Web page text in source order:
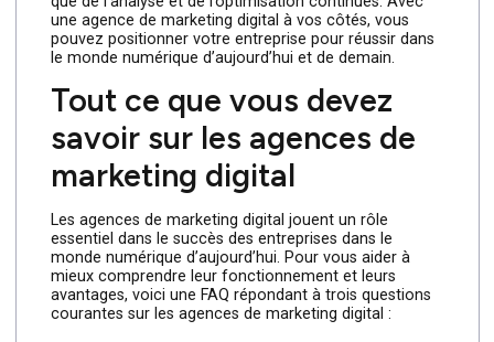
Que retenir ?
Le marketing digital est un élément essentiel de toute
stratégie commerciale moderne, mais il peut être
difficile à maîtriser pour les entreprises sans les
ressources et l’expertise nécessaires. En optant pour
une agence de marketing digital, vous bénéficiez de
l’expertise spécialisée, de l’accès à des outils de
pointe, de la possibilité de vous concentrer sur votre
cœur de métier, de la flexibilité et de l’adaptabilité, ainsi
que de l’analyse et de l’optimisation continues. Avec
une agence de marketing digital à vos côtés, vous